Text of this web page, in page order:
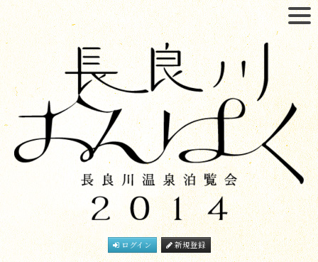
ログイン 新規登録